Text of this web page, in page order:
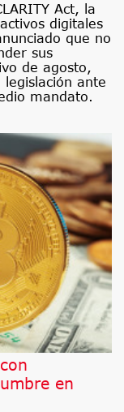
Act, la
digitales
que no
sus
de agosto,
ante
mandato.
en